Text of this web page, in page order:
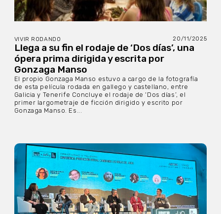
VIVIR RODANDO 20/11/2025
Llega a su fin el rodaje de ‘Dos días’, una
ópera prima dirigida y escrita por
Gonzaga Manso
El propio Gonzaga Manso estuvo a cargo de la fotografía
de esta película rodada en gallego y castellano, entre
Galicia y Tenerife Concluye el rodaje de ‘Dos días’, el
primer largometraje de ficción dirigido y escrito por
Gonzaga Manso. Es...